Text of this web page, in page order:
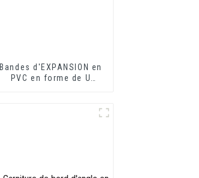
Bandes d'EXPANSION en
PVC en forme de U